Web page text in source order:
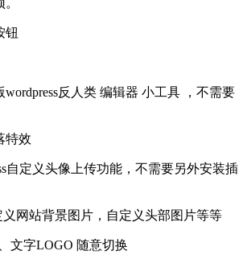
钮
反人类 编辑器 小工具 ，不需要
特效
自定义头像上传功能，不需要另外安装插
网站背景图片，自定义头部图片等等
文字LOGO 随意切换